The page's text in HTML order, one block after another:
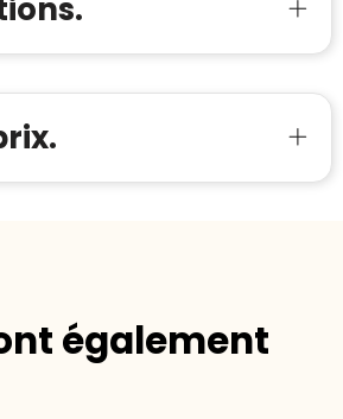
également
2026-04-22
certificaat.
»